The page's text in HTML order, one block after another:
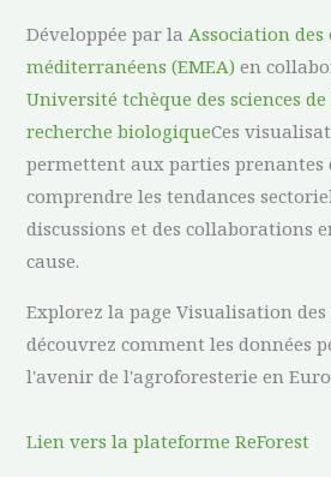
Développée par la Association
méditerranéens (EMEA) en
Université tchèque des sciences
recherche biologiqueCes
permettent aux parties prenantes
comprendre les tendances
discussions et des collaborations
cause.
Explorez la page Visualisation des
découvrez comment les données
l'avenir de l'agroforesterie en
Lien vers la plateforme ReForest